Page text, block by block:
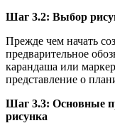
Шаг 3.2: Выбор
Прежде чем начать
предварительное
карандаша или
представление о
Шаг 3.3: Основные
рисунка